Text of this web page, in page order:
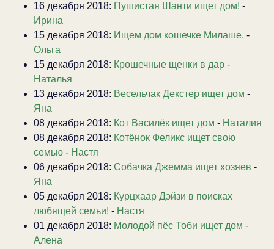
16 декабря 2018: Пушистая Шанти ищет дом! -
Ирина
15 декабря 2018: Ищем дом кошечке Милаше. -
Ольга
15 декабря 2018: Крошечные щенки в дар -
Наталья
13 декабря 2018: Весельчак Декстер ищет дом -
Яна
08 декабря 2018: Кот Василёк ищет дом - Наталия
08 декабря 2018: Котёнок Феликс ищет свою
семью - Настя
06 декабря 2018: Собачка Джемма ищет хозяев -
Яна
05 декабря 2018: Курцхаар Дэйзи в поисках
любящей семьи! - Настя
01 декабря 2018: Молодой пёс Тоби ищет дом -
Алена